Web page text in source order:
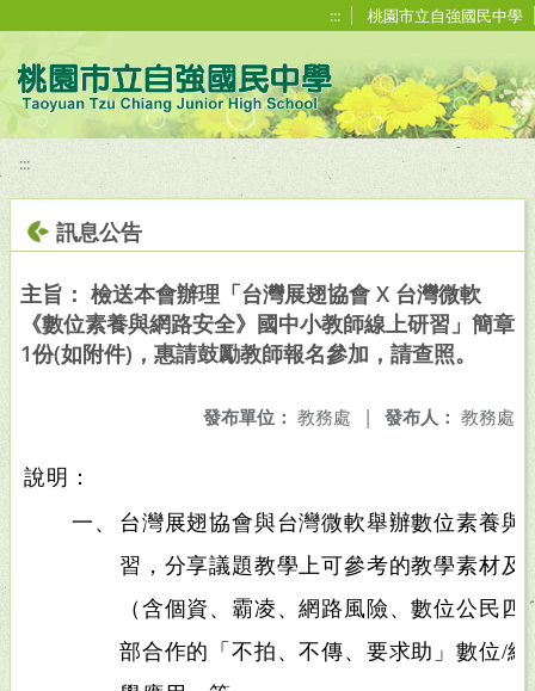
::: 桃園市立自強國民中學
:::
訊息公告
主旨： 檢送本會辦理「台灣展翅協會 X 台灣微軟
《數位素養與網路安全》國中小教師線上研習」簡章
1份(如附件)，惠請鼓勵教師報名參加，請查照。
發布人： 教務處
發布單位： 教務處 |
說明：
一、
台灣展翅協會與台灣微軟舉辦數位素養與
習，分享議題教學上可參考的教學素材及
（含個資、霸凌、網路風險、數位公民
部合作的「不拍、不傳、要求助」數位/